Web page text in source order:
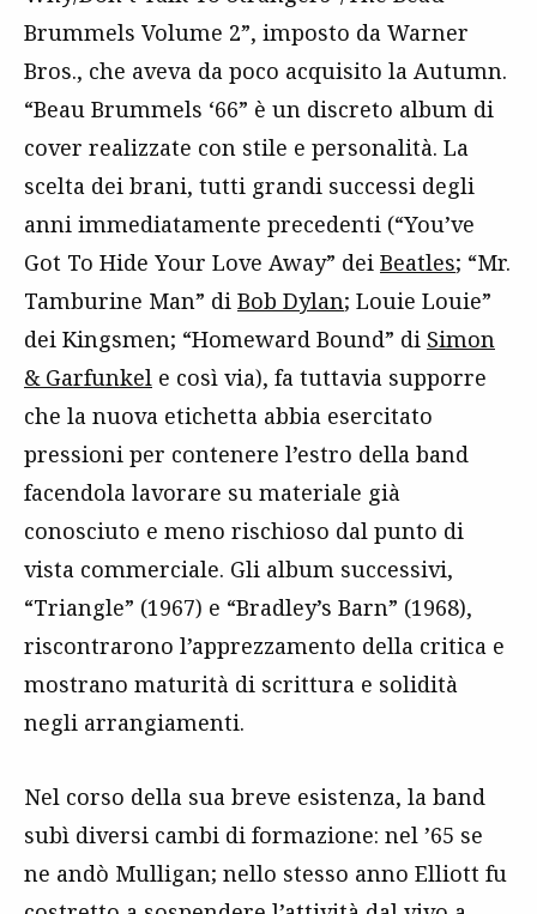
Brummels Volume 2”, imposto da Warner
Bros., che aveva da poco acquisito la Autumn.
“Beau Brummels ‘66” è un discreto album di
cover realizzate con stile e personalità. La
scelta dei brani, tutti grandi successi degli
anni immediatamente precedenti (“You’ve
Got To Hide Your Love Away” dei Beatles; “Mr.
Tamburine Man” di Bob Dylan; Louie Louie”
dei Kingsmen; “Homeward Bound” di Simon
& Garfunkel e così via), fa tuttavia supporre
che la nuova etichetta abbia esercitato
pressioni per contenere l’estro della band
facendola lavorare su materiale già
conosciuto e meno rischioso dal punto di
vista commerciale. Gli album successivi,
“Triangle” (1967) e “Bradley’s Barn” (1968),
riscontrarono l’apprezzamento della critica e
mostrano maturità di scrittura e solidità
negli arrangiamenti.
Nel corso della sua breve esistenza, la band
subì diversi cambi di formazione: nel ’65 se
ne andò Mulligan; nello stesso anno Elliott fu